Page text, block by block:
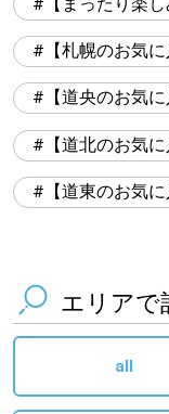
【まったり楽し
【札幌のお気
【道央のお気
【道北のお気
【道東のお気
エリアで
all